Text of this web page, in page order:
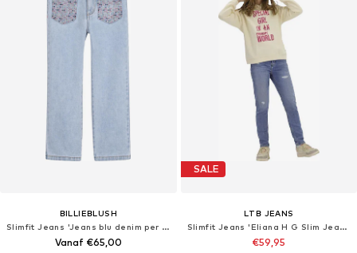
BILLIEBLUSH
Slimfit Jeans 'Jeans blu denim per bambina'
Vanaf €65,00
SALE
LTB JEANS
Slimfit Jeans 'Eliana H G Slim Jeans'
€59,95